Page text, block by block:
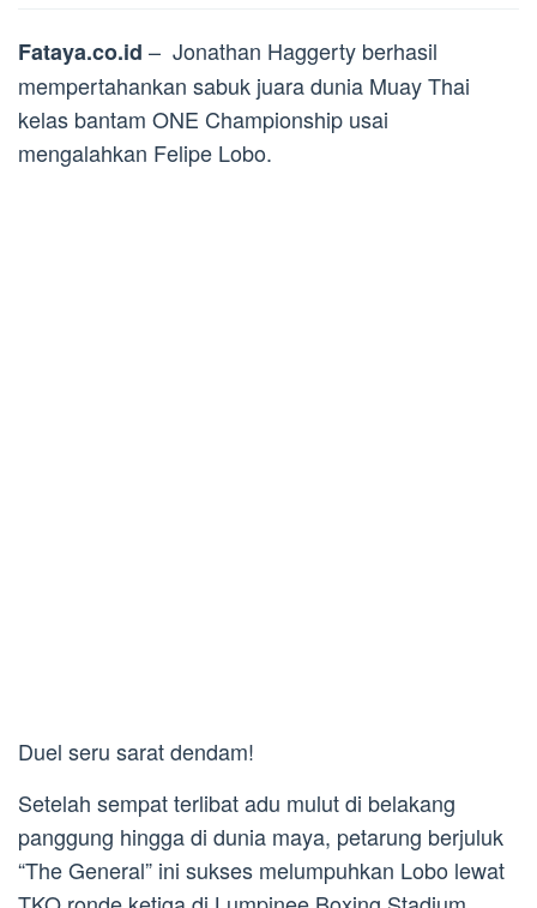
Fataya.co.id – Jonathan Haggerty berhasil
mempertahankan sabuk juara dunia Muay Thai
kelas bantam ONE Championship usai
mengalahkan Felipe Lobo.
Duel seru sarat dendam!
Setelah sempat terlibat adu mulut di belakang
panggung hingga di dunia maya, petarung berjuluk
“The General” ini sukses melumpuhkan Lobo lewat